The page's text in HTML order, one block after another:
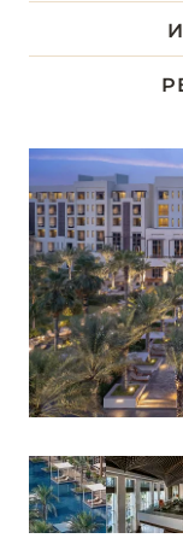
Desert Islands
Emirates
Jumeirah
Park Hyatt Abu
Qasr Al Sarab
Rixos Marina
Rixos Premium
Saadiyat Rotana
Shangri-La